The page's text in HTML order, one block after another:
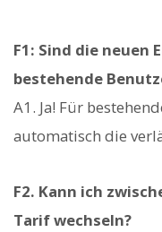
F1: Sind die neuen
bestehende
A1. Ja! Für
automatisch die
F2. Kann ich
Tarif wechseln?